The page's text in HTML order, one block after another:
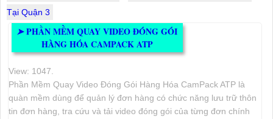
Tại Quận 3
➤PHẦN MỀM QUAY VIDEO ĐÓNG GÓI
HÀNG HÓA CAMPACK ATP
View: 1047.
Phần Mềm Quay Video Đóng Gói Hàng Hóa CamPack ATP là
quàn mềm dùng để quản lý đơn hàng có chức năng lưu trữ thôn
tin đơn hàng, tra cứu và tải video đóng gói của từng đơn chính